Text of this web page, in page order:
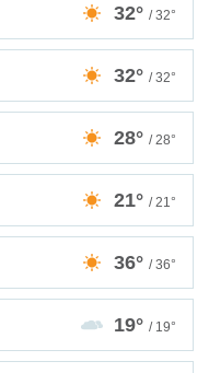
32° / 32°
32° / 32°
28° / 28°
21° / 21°
36° / 36°
19° / 19°